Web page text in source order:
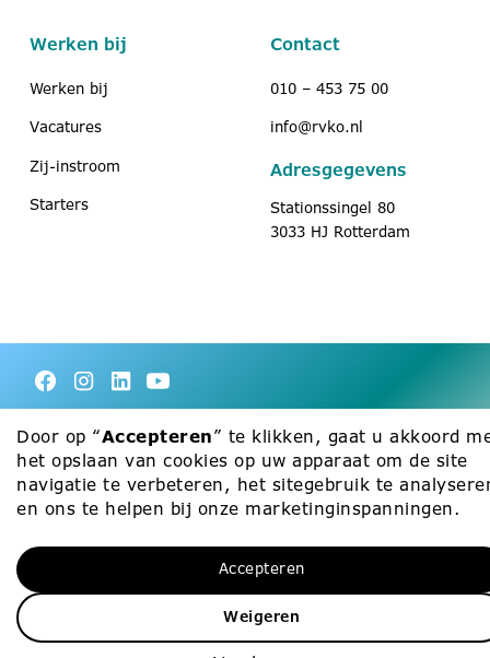
Werken bij
Werken bij
Vacatures
Zij-instroom
Starters
Contact
010 – 453 75 00
info@rvko.nl
Adresgegevens
Stationssingel 80
3033 HJ Rotterdam
©2026RVKO. Alle rechten voorbehouden.
Privacyverklaring
Cookie Policy
Door op “Accepteren” te klikken, gaat u akkoord
het opslaan van cookies op uw apparaat om de site
navigatie te verbeteren, het sitegebruik te
en ons te helpen bij onze marketinginspanningen.
Weigeren
Accepteren